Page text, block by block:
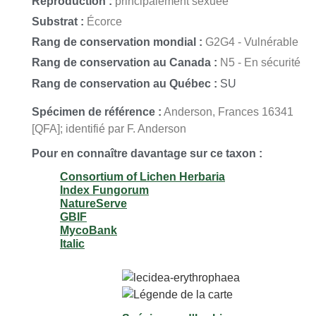
Substrat : Écorce
Rang de conservation mondial : G2G4 - Vulnérable
Rang de conservation au Canada : N5 - En sécurité
Rang de conservation au Québec : SU
Spécimen de référence : Anderson, Frances 16341
[QFA]; identifié par F. Anderson
Pour en connaître davantage sur ce taxon :
Consortium of Lichen Herbaria
Index Fungorum
NatureServe
GBIF
MycoBank
Italic